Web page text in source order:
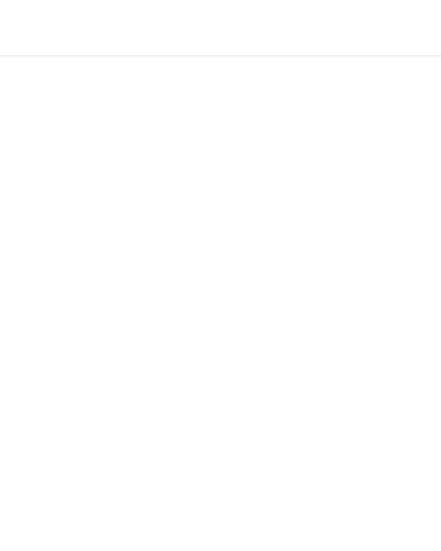
Teilzeit, Minijob, Midijob, nixistunmoeglich, persönliche Assistenz, Assistenzdienst,
Freizeitassistenz, faire Bezahlung, Arbeitsklima, nixistunmöglich, Bewerber, Online